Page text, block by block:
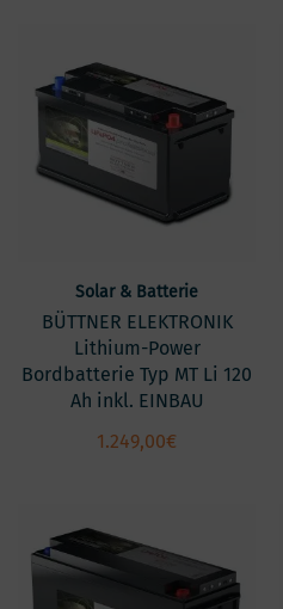
Solar & Batterie
BÜTTNER ELEKTRONIK
Lithium-Power
Bordbatterie Typ MT Li 120
Ah inkl. EINBAU
1.249,00€